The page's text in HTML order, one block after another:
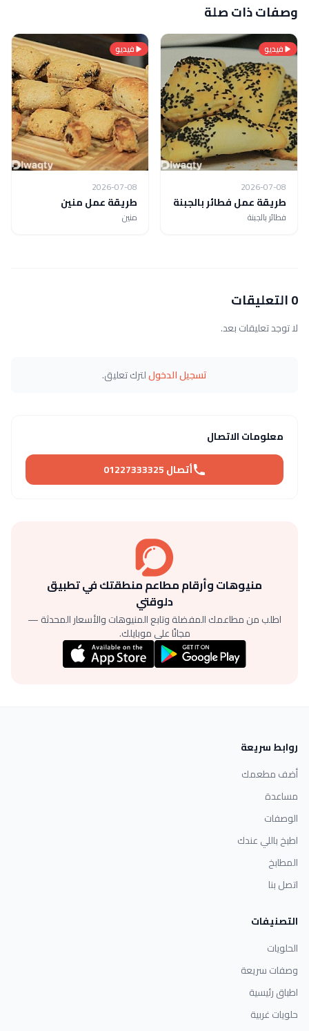
وصفات ذات صلة
فيديو
2026-07-08
طريقة عمل فطائر بالجبنة
فطائر بالجبنة
فيديو
2026-07-08
طريقة عمل منين
منين
0 التعليقات
لا توجد تعليقات بعد.
تسجيل الدخوللترك تعليق.
معلومات الاتصال
أتصال 01227333325
منيوهات وأرقام مطاعم منطقتك في تطبيق
دلوقتي
اطلب من مطاعمك المفضلة وتابع المنيوهات والأسعار المحدثة —
مجانًا على موبايلك.
روابط سريعة
أضف مطعمك
مساعدة
الوصفات
اطبخ باللي عندك
المطابخ
اتصل بنا
التصنيفات
الحلويات
وصفات سريعة
اطباق رئيسية
حلويات غربية